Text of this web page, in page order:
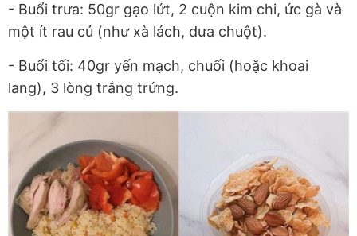
- Buổi trưa: 50gr gạo lứt, 2 cuộn kim chi, ức gà và
một ít rau củ (như xà lách, dưa chuột).
- Buổi tối: 40gr yến mạch, chuối (hoặc khoai
lang), 3 lòng trắng trứng.